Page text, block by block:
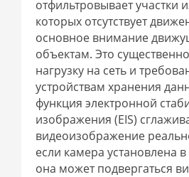
отфильтровывает участки
которых отсутствует
основное внимание
объектам. Это
нагрузку на сеть и
устройствам хранения
функция электронной
изображения (EIS)
видеоизображение
если камера установлена в
она может подвергаться